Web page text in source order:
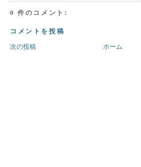
0 件のコメント:
コメントを投稿
次の投稿 ホーム